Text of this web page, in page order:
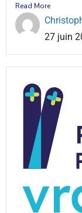
Read More
27 juin